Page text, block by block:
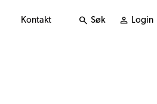
Kontakt Søk Login